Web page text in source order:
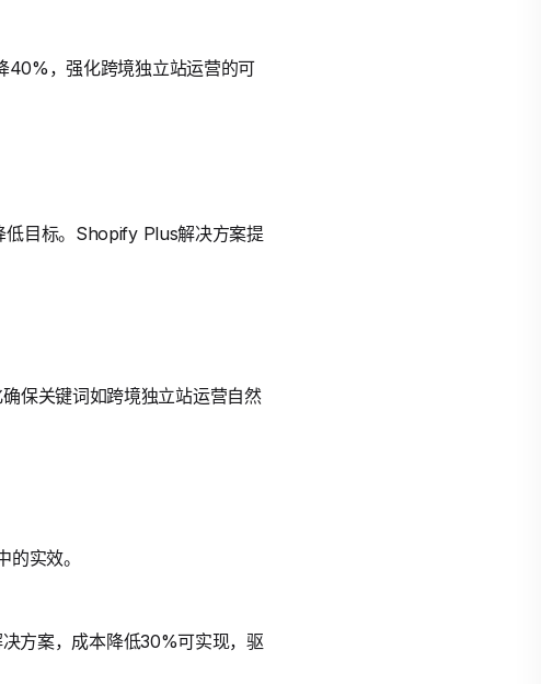
40%，强化跨境独立站运营的可
目标。Shopify Plus解决方案提
保关键词如跨境独立站运营自然
实效。
方案，成本降低30%可实现，驱